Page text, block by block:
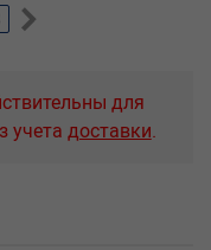
для
учета доставки.